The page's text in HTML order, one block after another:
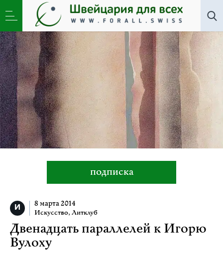
Все авторы»Игорь Вулох
подписка
8 марта 2014
Искусство, Литклуб
Двенадцать параллелей к Игорю
Вулоху